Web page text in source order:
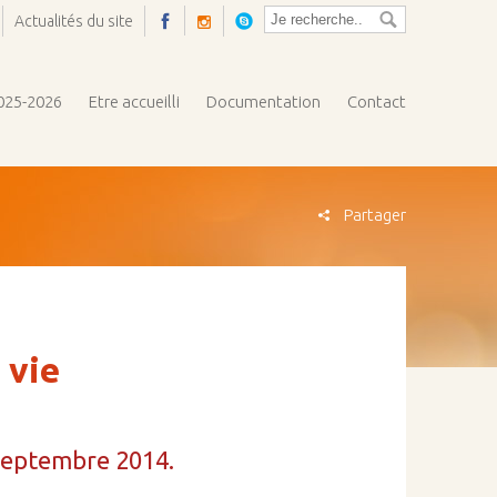
Actualités du site
up
2026 Etre accueilli Documentation Contact
Partager
vie
2014.